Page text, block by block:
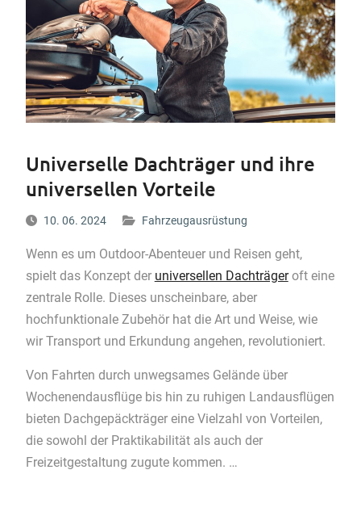
Universelle Dachträger und ihre
universellen Vorteile
10. 06. 2024 Fahrzeugausrüstung
Wenn es um Outdoor-Abenteuer und Reisen geht,
spielt das Konzept der universellen Dachträger oft eine
zentrale Rolle. Dieses unscheinbare, aber
hochfunktionale Zubehör hat die Art und Weise, wie
wir Transport und Erkundung angehen, revolutioniert.
Von Fahrten durch unwegsames Gelände über
Wochenendausflüge bis hin zu ruhigen Landausflügen
bieten Dachgepäckträger eine Vielzahl von Vorteilen,
die sowohl der Praktikabilität als auch der
Freizeitgestaltung zugute kommen. …